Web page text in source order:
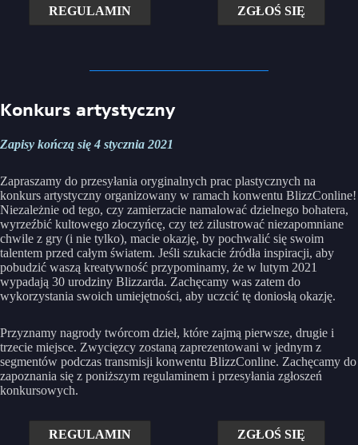
REGULAMIN ZGŁOŚ SIĘ
Konkurs artystyczny
Zapisy kończą się 4 stycznia 2021
Zapraszamy do przesyłania oryginalnych prac plastycznych na
konkurs artystyczny organizowany w ramach konwentu BlizzConline!
Niezależnie od tego, czy zamierzacie namalować dzielnego bohatera,
wyrzeźbić kultowego złoczyńcę, czy też zilustrować niezapomniane
chwile z gry (i nie tylko), macie okazję, by pochwalić się swoim
talentem przed całym światem. Jeśli szukacie źródła inspiracji, aby
pobudzić waszą kreatywność przypominamy, że w lutym 2021
wypadają 30 urodziny Blizzarda. Zachęcamy was zatem do
wykorzystania swoich umiejętności, aby uczcić tę doniosłą okazję.
Przyznamy nagrody twórcom dzieł, które zajmą pierwsze, drugie i
trzecie miejsce. Zwycięzcy zostaną zaprezentowani w jednym z
segmentów podczas transmisji konwentu BlizzConline. Zachęcamy do
zapoznania się z poniższym regulaminem i przesyłania zgłoszeń
konkursowych.
REGULAMIN ZGŁOŚ SIĘ